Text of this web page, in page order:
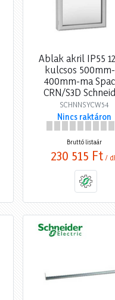
Ablak akril IP55
kulcsos
400mm-ma
CRN/S3D
SCHNNSYCW54
Nincs raktáron
Bruttó listaár
230 515 Ft /